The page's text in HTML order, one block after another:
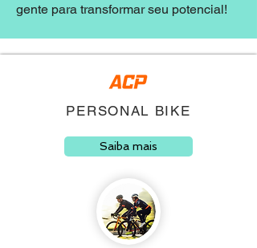
gente para transformar seu potencial!
PERSONAL BIKE
Saiba mais